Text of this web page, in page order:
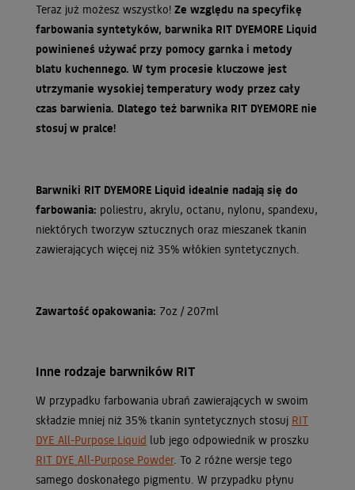
Teraz już możesz wszystko! Ze względu na specyfikę
farbowania syntetyków, barwnika RIT DYEMORE Liquid
powinieneś używać przy pomocy garnka i metody
blatu kuchennego. W tym procesie kluczowe jest
utrzymanie wysokiej temperatury wody przez cały
czas barwienia. Dlatego też barwnika RIT DYEMORE nie
stosuj w pralce!
Barwniki RIT DYEMORE Liquid idealnie nadają się do
farbowania: poliestru, akrylu, octanu, nylonu, spandexu,
niektórych tworzyw sztucznych oraz mieszanek tkanin
zawierających więcej niż 35% włókien syntetycznych.
Zawartość opakowania: 7oz / 207ml
Inne rodzaje barwników RIT
W przypadku farbowania ubrań zawierających w swoim
składzie mniej niż 35% tkanin syntetycznych stosuj RIT
DYE All-Purpose Liquid lub jego odpowiednik w proszku
RIT DYE All-Purpose Powder. To 2 różne wersje tego
samego doskonałego pigmentu. W przypadku płynu